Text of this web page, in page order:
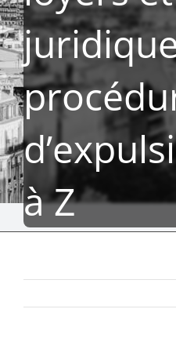
à Z